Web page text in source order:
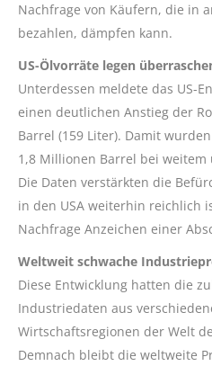
Nachfrage von Käufern, die in
bezahlen, dämpfen kann.
US-Ölvorräte legen
Unterdessen meldete das US-
einen deutlichen Anstieg der
Barrel (159 Liter). Damit
1,8 Millionen Barrel bei weitem
Die Daten verstärkten die
in den USA weiterhin reichlich
Nachfrage Anzeichen einer
Weltweit schwache
Diese Entwicklung hatten die
Industriedaten aus
Wirtschaftsregionen der Welt
Demnach bleibt die weltweite